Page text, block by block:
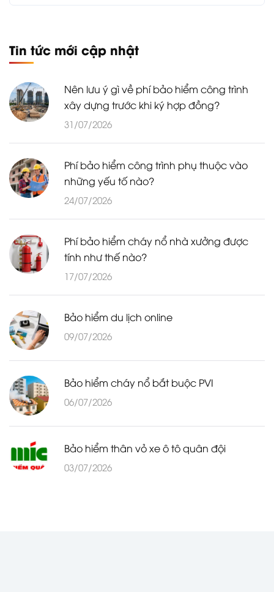
Tin tức mới cập nhật
Nên lưu ý gì về phí bảo hiểm công trình
xây dựng trước khi ký hợp đồng?
31/07/2026
Phí bảo hiểm công trình phụ thuộc vào
những yếu tố nào?
24/07/2026
Phí bảo hiểm cháy nổ nhà xưởng được
tính như thế nào?
17/07/2026
Bảo hiểm du lịch online
09/07/2026
Bảo hiểm cháy nổ bắt buộc PVI
06/07/2026
Bảo hiểm thân vỏ xe ô tô quân đội
03/07/2026